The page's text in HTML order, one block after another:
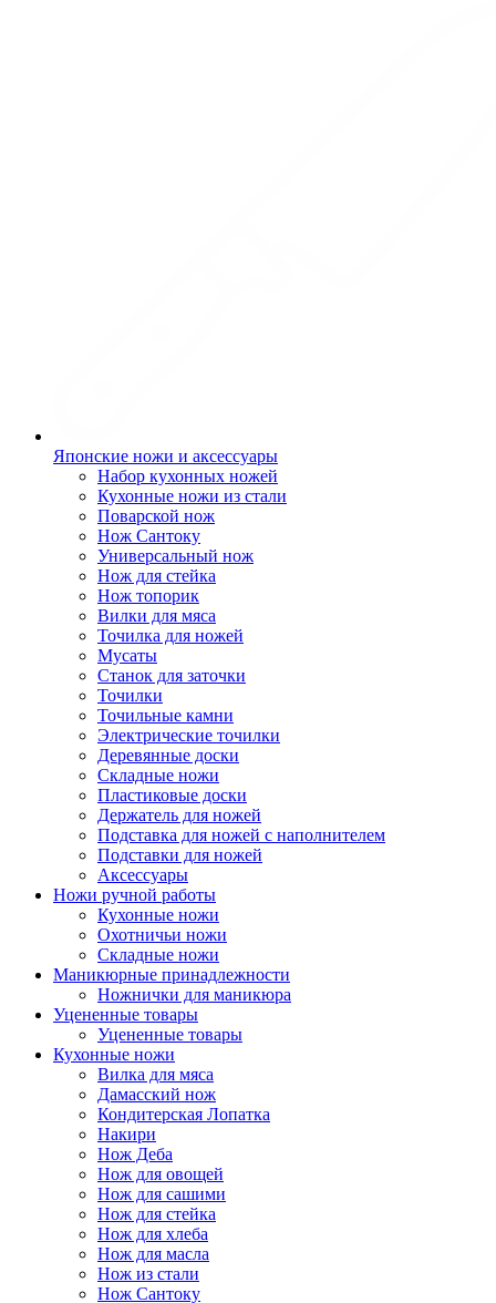
Японские ножи и аксессуары
Набор кухонных ножей
Кухонные ножи из стали
Поварской нож
Нож Сантоку
Универсальный нож
Нож для стейка
Нож топорик
Вилки для мяса
Точилка для ножей
Мусаты
Станок для заточки
Точилки
Точильные камни
Электрические точилки
Деревянные доски
Складные ножи
Пластиковые доски
Держатель для ножей
Подставка для ножей с наполнителем
Подставки для ножей
Аксессуары
Ножи ручной работы
Кухонные ножи
Охотничьи ножи
Складные ножи
Маникюрные принадлежности
Ножнички для маникюра
Уцененные товары
Уцененные товары
Кухонные ножи
Вилка для мяса
Дамасский нож
Кондитерская Лопатка
Накири
Нож Деба
Нож для овощей
Нож для сашими
Нож для стейка
Нож для хлеба
Нож для масла
Нож из стали
Нож Сантоку